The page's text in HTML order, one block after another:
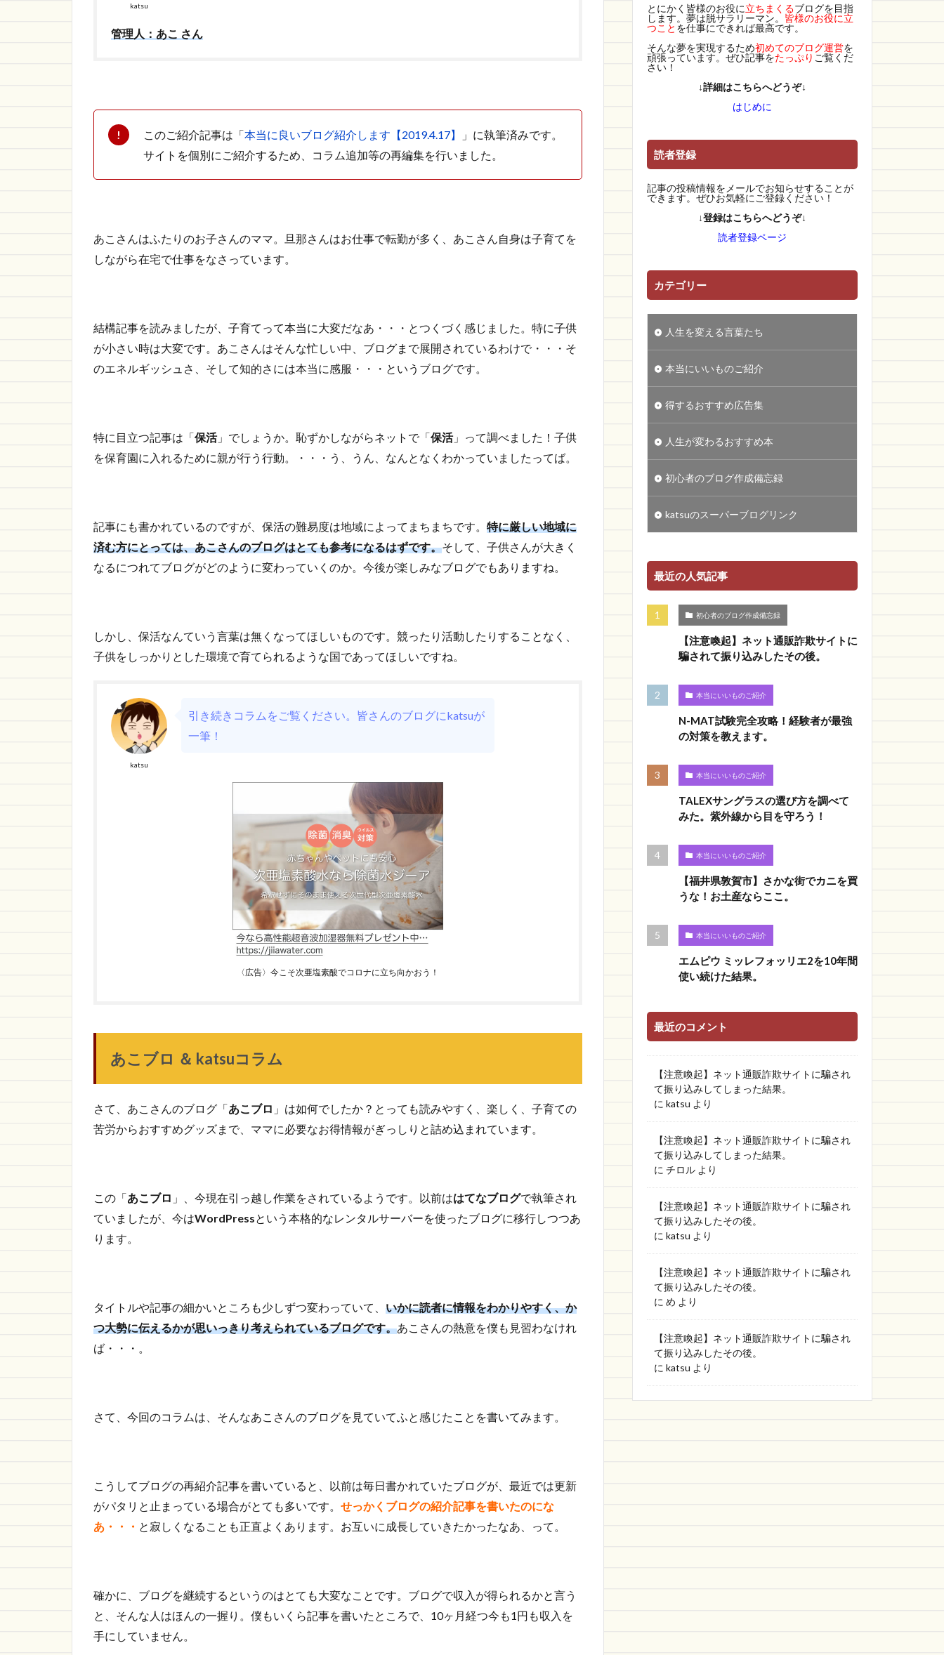
katsu
管理人：あこ さん
このご紹介記事は「本当に良いブログ紹介します【2019.4.17】
」に執筆済みです。
サイトを個別にご紹介するため、コラム追加等の再編集を行いました。
あこさんはふたりのお子さんのママ。旦那さんはお仕事で転勤が多く、あこさん自身は子育てを
しながら在宅で仕事をなさっています。
結構記事を読みましたが、子育てって本当に大変だなあ・・・とつくづく感じました。特に子供
が小さい時は大変です。あこさんはそんな忙しい中、ブログまで展開されているわけで・・・そ
のエネルギッシュさ、そして知的さには本当に感服・・・というブログです。
特に目立つ記事は「保活」でしょうか。恥ずかしながらネットで「保活」って調べました！子供
を保育園に入れるために親が行う行動。・・・う、うん、なんとなくわかっていましたってば。
記事にも書かれているのですが、保活の難易度は地域によってまちまちです。 特に厳しい地域に
済む方にとっては、あこさんのブログはとても参考になるはずです。そして、子供さんが大きく
なるにつれてブログがどのように変わっていくのか。今後が楽しみなブログでもありますね。
しかし、保活なんていう言葉は無くなってほしいものです。競ったり活動したりすることなく、
子供をしっかりとした環境で育てられるような国であってほしいですね。
katsu
引き続きコラムをご覧ください。皆さんのブログにkatsuが
一筆！
〈広告〉今こそ次亜塩素酸でコロナに立ち向かおう！
あこブロ ＆ katsuコラム
さて、あこさんのブログ「あこブロ 」は如何でしたか？とっても読みやすく、楽しく、子育ての
苦労からおすすめグッズまで、ママに必要なお得情報がぎっしりと詰め込まれています。
この「あこブロ 」、今現在引っ越し作業をされているようです。以前ははてなブログで執筆され
ていましたが、今はWordPress という本格的なレンタルサーバーを使ったブログに移行しつつあ
ります。
タイトルや記事の細かいところも少しずつ変わっていて、 いかに読者に情報をわかりやすく、か
つ大勢に伝えるかが思いっきり考えられているブログです。あこさんの熱意を僕も見習わなけれ
ば・・・。
さて、今回のコラムは、そんなあこさんのブログを見ていてふと感じたことを書いてみます。
こうしてブログの再紹介記事を書いていると、以前は毎日書かれていたブログが、最近では更新
がパタリと止まっている場合がとても多いです。 せっかくブログの紹介記事を書いたのにな
あ・・・ と寂しくなることも正直よくあります。お互いに成長していきたかったなあ、って。
確かに、ブログを継続するというのはとても大変なことです。ブログで収入が得られるかと言う
と、そんな人はほんの一握り。僕もいくら記事を書いたところで、10ヶ月経つ今も1円も収入を
手にしていません。
とにかく皆様のお役に立ちまくるブログを目指
します。夢は脱サラリーマン。 皆様のお役に立
つこと を仕事にできれば最高です。
そんな夢を実現するため初めてのブログ運営を
頑張っています。ぜひ記事をたっぷり ご覧くだ
さい！
↓詳細はこちらへどうぞ↓
はじめに
読者登録
記事の投稿情報をメールでお知らせすることが
できます。ぜひお気軽にご登録ください！
↓登録はこちらへどうぞ↓
読者登録ページ
カテゴリー
人生を変える言葉たち
本当にいいものご紹介
得するおすすめ広告集
人生が変わるおすすめ本
初心者のブログ作成備忘録
katsuのスーパーブログリンク
最近の人気記事
初心者のブログ作成備忘録
【注意喚起】ネット通販詐欺サイトに
騙されて振り込みしたその後。
本当にいいものご紹介
N-MAT試験完全攻略！経験者が最強
の対策を教えます。
本当にいいものご紹介
TALEXサングラスの選び方を調べて
みた。紫外線から目を守ろう！
本当にいいものご紹介
【福井県敦賀市】さかな街でカニを買
うな！お土産ならここ。
本当にいいものご紹介
エムピウ ミッレフォッリエ2を10年間
使い続けた結果。
最近のコメント
【注意喚起】ネット通販詐欺サイトに騙され
て振り込みしてしまった結果。
に katsu より
【注意喚起】ネット通販詐欺サイトに騙され
て振り込みしてしまった結果。
に チロル より
【注意喚起】ネット通販詐欺サイトに騙され
て振り込みしたその後。
に katsu より
【注意喚起】ネット通販詐欺サイトに騙され
て振り込みしたその後。
に め より
【注意喚起】ネット通販詐欺サイトに騙され
て振り込みしたその後。
に katsu より